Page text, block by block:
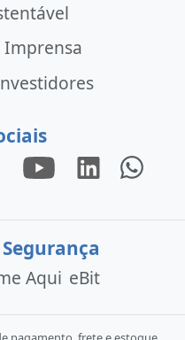
Imprensa
Aqui eBit